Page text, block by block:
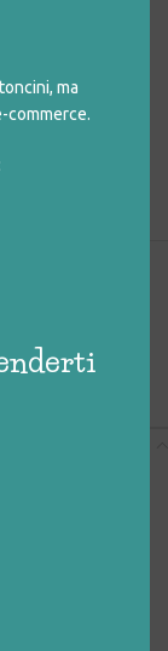
ma
commerce.